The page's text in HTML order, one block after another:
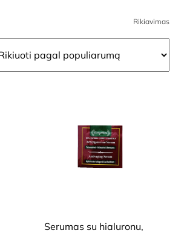
Rikiavimas
Serumas su hialuronu,